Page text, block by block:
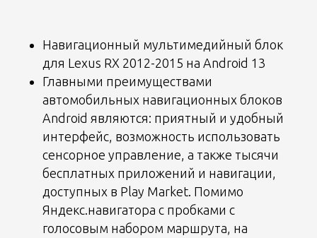
Навигационный мультимедийный блок
для Lexus RX 2012-2015 на Android 13
Главными преимуществами
автомобильных навигационных блоков
Android являются: приятный и удобный
интерфейс, возможность использовать
сенсорное управление, а также тысячи
бесплатных приложений и навигации,
доступных в Play Market. Помимо
Яндекс.навигатора с пробками с
голосовым набором маршрута, на